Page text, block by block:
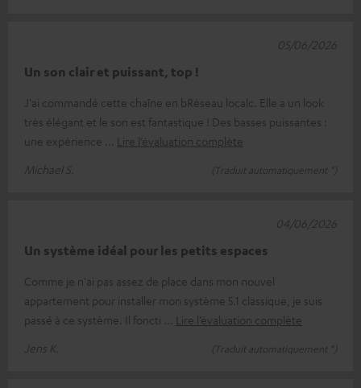
Un son clair et puissant, top !
J'ai commandé cette chaîne en bRéseau localc. Elle a un look
très élégant et le son est fantastique ! Des basses puissantes :
une expérience
Lire l’évaluation complète
Michael S.
(Traduit automatiquement *)
05/06/2026
Un système idéal pour les petits espaces
Comme je n'ai pas assez de place dans mon nouvel
appartement pour installer mon système 5.1 classique, je suis
passé à ce système. Il foncti
Lire l’évaluation complète
Jens K.
(Traduit automatiquement *)
04/06/2026